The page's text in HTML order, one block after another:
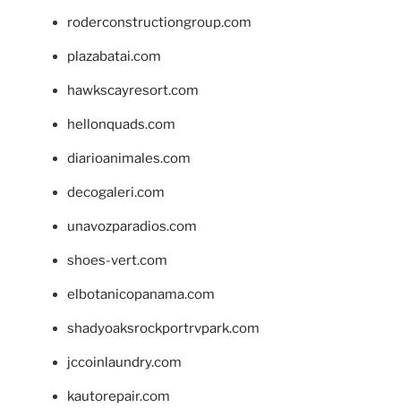
roderconstructiongroup.com
plazabatai.com
hawkscayresort.com
hellonquads.com
diarioanimales.com
decogaleri.com
unavozparadios.com
shoes-vert.com
elbotanicopanama.com
shadyoaksrockportrvpark.com
jccoinlaundry.com
kautorepair.com